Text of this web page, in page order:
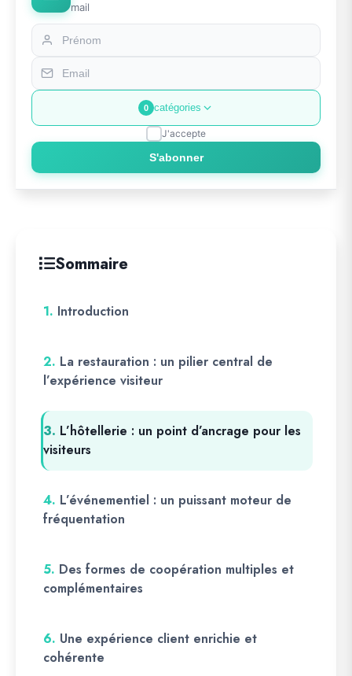
mail
0 catégories
J'accepte
S'abonner
Sommaire
1. Introduction
2. La restauration : un pilier central de
l’expérience visiteur
3. L’hôtellerie : un point d’ancrage pour les
visiteurs
4. L’événementiel : un puissant moteur de
fréquentation
5. Des formes de coopération multiples et
complémentaires
6. Une expérience client enrichie et
cohérente